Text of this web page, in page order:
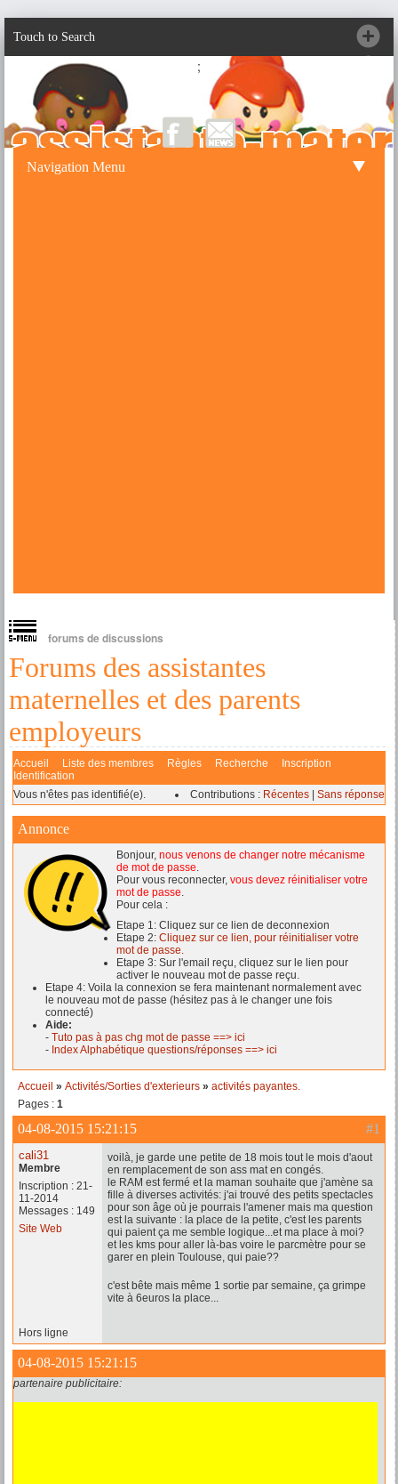
Touch to Search
;
Navigation Menu
forums de discussions
Forums des assistantes
maternelles et des parents
employeurs
Accueil Liste des membres Règles Recherche
Inscription
Identification
Vous n'êtes pas identifié(e).
Contributions : Récentes Sans réponse
Annonce
Bonjour, nous venons de changer notre mécanisme
de mot de passe.
Pour vous reconnecter, vous devez réinitialiser votre
mot de passe.
Pour cela :
Etape 1: Cliquez sur ce lien de deconnexion
Etape 2: Cliquez sur ce lien, pour réinitialiser votre
mot de passe.
Etape 3: Sur l'email reçu, cliquez sur le lien pour
activer le nouveau mot de passe reçu.
Etape 4: Voila la connexion se fera maintenant normalement avec
le nouveau mot de passe (hésitez pas à le changer une fois
connecté)
Aide:
- Tuto pas à pas chg mot de passe ==> ici
- Index Alphabétique questions/réponses ==> ici
Accueil » Activités/Sorties d'exterieurs » activités payantes.
Pages : 1
#1
04-08-2015 15:21:15
cali31
Membre
Inscription : 21-
11-2014
Messages : 149
Site Web
voilà, je garde une petite de 18 mois tout le mois d'aout
en remplacement de son ass mat en congés.
le RAM est fermé et la maman souhaite que j'amène sa
fille à diverses activités: j'ai trouvé des petits spectacles
pour son âge où je pourrais l'amener mais ma question
est la suivante : la place de la petite, c'est les parents
qui paient ça me semble logique...et ma place à moi?
et les kms pour aller là-bas voire le parcmètre pour se
garer en plein Toulouse, qui paie??
c'est bête mais même 1 sortie par semaine, ça grimpe
vite à 6euros la place...
Hors ligne
04-08-2015 15:21:15
partenaire publicitaire: